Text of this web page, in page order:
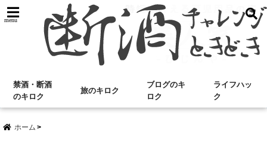
menu
禁酒・断酒
のキロク
旅のキロク
ブログのキ
ロク
ライフハッ
ク
ホーム